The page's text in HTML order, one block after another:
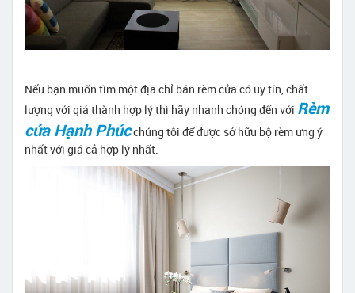
Nếu bạn muốn tìm một địa chỉ bán rèm cửa có uy tín, chất
lượng với giá thành hợp lý thì hãy nhanh chóng đến với Rèm
cửa Hạnh Phúcchúng tôi để được sở hữu bộ rèm ưng ý
nhất với giá cả hợp lý nhất.